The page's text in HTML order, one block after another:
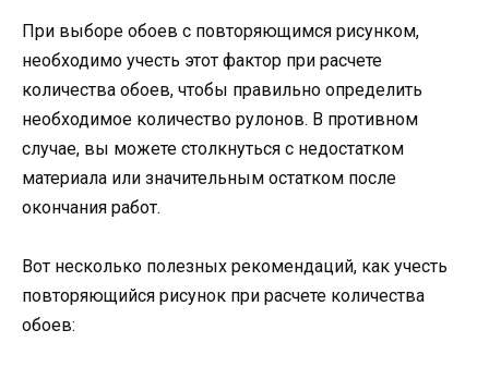
При выборе обоев с повторяющимся рисунком,
необходимо учесть этот фактор при расчете
количества обоев, чтобы правильно определить
необходимое количество рулонов. В противном
случае, вы можете столкнуться с недостатком
материала или значительным остатком после
окончания работ.
Вот несколько полезных рекомендаций, как учесть
повторяющийся рисунок при расчете количества
обоев: